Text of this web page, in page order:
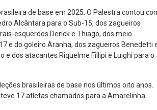
de base em 2025. O Palestra contou
Alcântara para o Sub-15, dos zagueiros
esquerdos Derick e Thiago, dos meio-
e do goleiro Aranha, dos zagueiros Benedetti
e dos atacantes Riquelme Fillipi e Luighi para o
brasileiras de base nos últimos oito anos.
17 atletas chamados para a Amarelinha.